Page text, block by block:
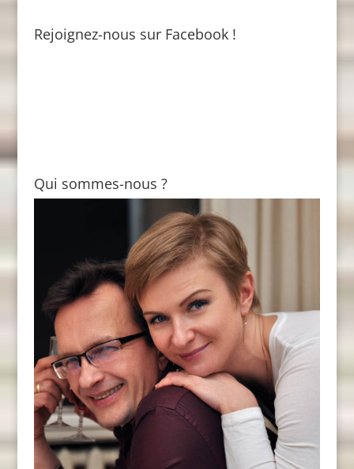
Rejoignez-nous sur Facebook !
Qui sommes-nous ?